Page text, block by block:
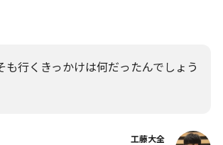
も行くきっかけは何だったんでしょう
工藤大全